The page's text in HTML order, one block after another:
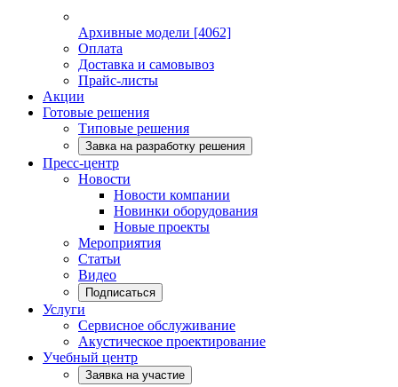
Архивные модели [4062]
Оплата
Доставка и самовывоз
Прайс-листы
Акции
Готовые решения
Типовые решения
Завка на разработку решения
Пресс-центр
Новости
Новости компании
Новинки оборудования
Новые проекты
Мероприятия
Статьи
Видео
Подписаться
Услуги
Сервисное обслуживание
Акустическое проектирование
Учебный центр
Заявка на участие